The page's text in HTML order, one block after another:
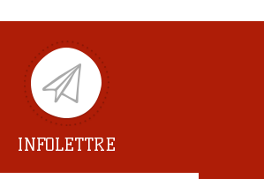
INFOLETTRE